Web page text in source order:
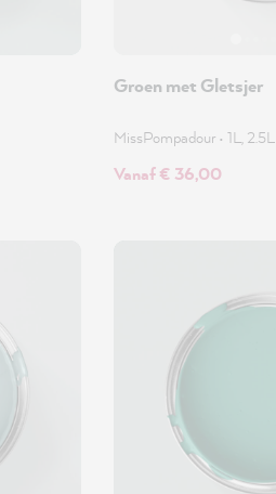
Groen met Gletsjer
MissPompadour • 1L, 2.5L
Vanaf € 36,00